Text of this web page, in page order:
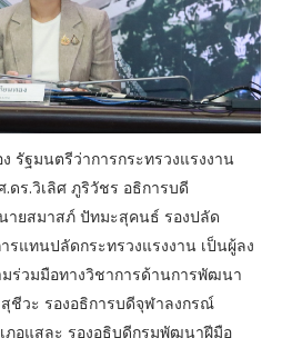
รัฐมนตรีว่าการกระทรวงแรงงาน
ร.วิเลิศ ภูริวัชร อธิการบดี
ยสมาสภ์ ปัทมะสุคนธ์ รองปลัด
รแทนปลัดกระทรวงแรงงาน เป็นผู้ลง
ร่วมมือทางวิชาการด้านการพัฒนา
ชีวะ รองอธิการบดีจุฬาลงกรณ์
ภอแสละ รองอธิบดีกรมพัฒนาฝีมือ